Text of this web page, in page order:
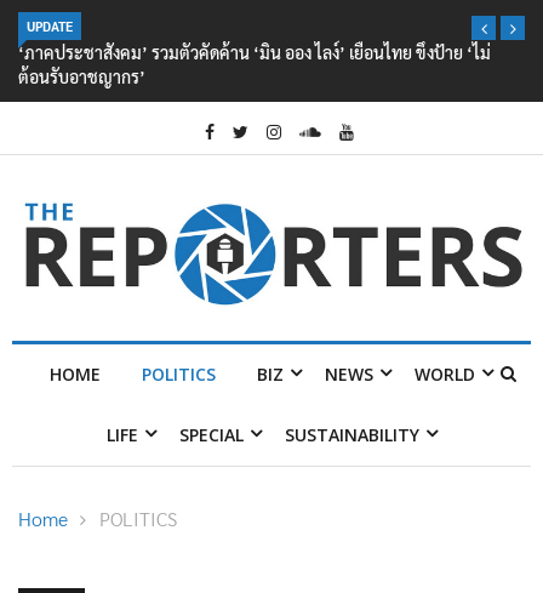
UPDATE
‘ภาคประชาสังคม’ รวมตัวคัดค้าน ‘มิน ออง ไลง์’ เยือนไทย ขึงป้าย ‘ไม่
ต้อนรับอาชญากร’
HOME POLITICS BIZ NEWS WORLD
LIFE SPECIAL SUSTAINABILITY
Home POLITICS